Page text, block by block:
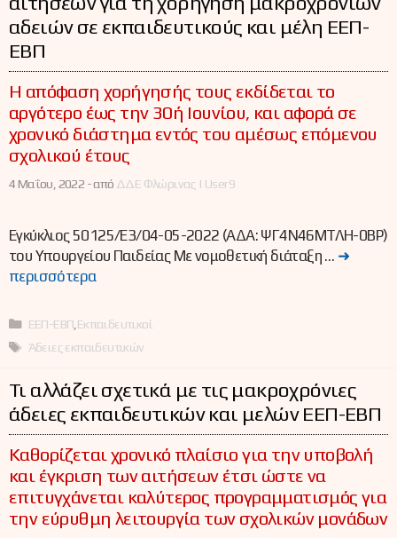
αδειών σε εκπαιδευτικούς και μέλη ΕΕΠ-
ΕΒΠ
Η απόφαση χορήγησής τους εκδίδεται το
αργότερο έως την 30ή Ιουνίου, και αφορά σε
χρονικό διάστημα εντός του αμέσως επόμενου
σχολικού έτους
4 Μαΐου, 2022 -από ΔΔΕ Φλώρινας | User9
Εγκύκλιος 50125/Ε3/04-05-2022 (ΑΔΑ: ΨΓ4Ν46ΜΤΛΗ-0ΒΡ)
του Υπουργείου Παιδείας Με νομοθετική διάταξη … ➜
περισσότερα
Κατηγορίες
ΕΕΠ-ΕΒΠ Εκπαιδευτικοί
Ετικέτες
Άδειες εκπαιδευτικών
Τι αλλάζει σχετικά με τις μακροχρόνιες
άδειες εκπαιδευτικών και μελών ΕΕΠ-ΕΒΠ
Καθορίζεται χρονικό πλαίσιο για την υποβολή
και έγκριση των αιτήσεων έτσι ώστε να
επιτυγχάνεται καλύτερος προγραμματισμός για
την εύρυθμη λειτουργία των σχολικών μονάδων